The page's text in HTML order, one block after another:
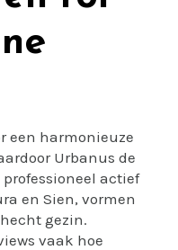
een harmonieuze
Urbanus de
actief
en Sien, vormen
gezin.
vaak hoe